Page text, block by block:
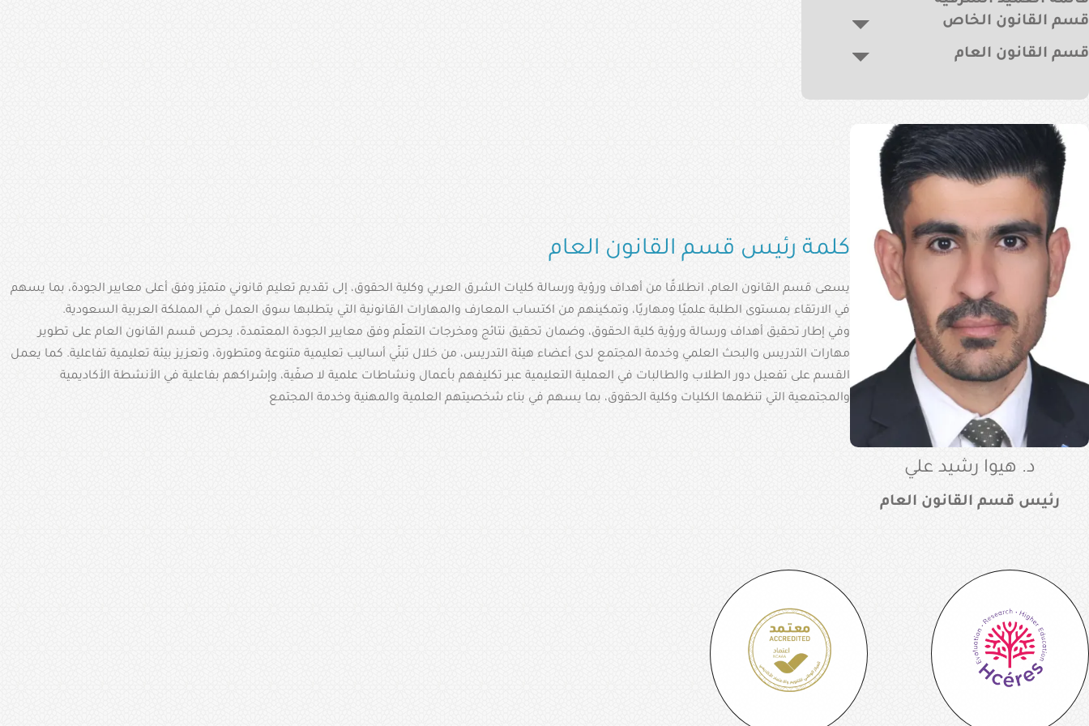
قسم القانون الخاص
قسم القانون العام
كلمة رئيس قسم القانون العام
يسعى قسم القانون العام، انطلاقًا من أهداف ورؤية ورسالة كليات الشرق العربي وكلية الحقوق، إلى تقديم تعليم قانوني متميّز وفق أعلى معايير الجودة، بما يسهم
في الارتقاء بمستوى الطلبة علميًا ومهاريًا، وتمكينهم من اكتساب المعارف والمهارات القانونية التي يتطلبها سوق العمل في المملكة العربية السعودية.
وفي إطار تحقيق أهداف ورسالة ورؤية كلية الحقوق، وضمان تحقيق نتائج ومخرجات التعلّم وفق معايير الجودة المعتمدة، يحرص قسم القانون العام على تطوير
مهارات التدريس والبحث العلمي وخدمة المجتمع لدى أعضاء هيئة التدريس، من خلال تبنّي أساليب تعليمية متنوعة ومتطورة، وتعزيز بيئة تعليمية تفاعلية. كما يعمل
القسم على تفعيل دور الطلاب والطالبات في العملية التعليمية عبر تكليفهم بأعمال ونشاطات علمية لا صفّية، وإشراكهم بفاعلية في الأنشطة الأكاديمية
والمجتمعية التي تنظمها الكليات وكلية الحقوق، بما يسهم في بناء شخصيتهم العلمية والمهنية وخدمة المجتمع
د. هيوا رشيد علي
رئيس قسم القانون العام